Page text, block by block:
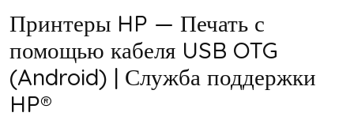
Принтеры HP — Печать с
помощью кабеля USB OTG
(Android) | Служба поддержки
HP®